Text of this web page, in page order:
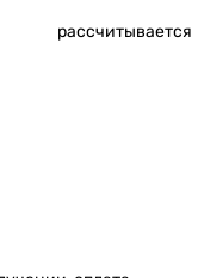
рассчитывается